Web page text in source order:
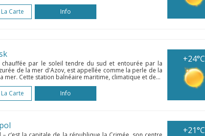
Carte
Info
+24°C
chauffée par le soleil tendre du sud et entourée par la
de la mer d'Azov, est appellée comme la perle de la
mer. Cette station balnéaire maritime, climatique et de...
Carte
Info
+21°C